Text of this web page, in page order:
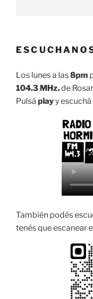
Los lunes a las8pm
104.3 MHz.de
Pulsá playy
También podés
tenés que escanear